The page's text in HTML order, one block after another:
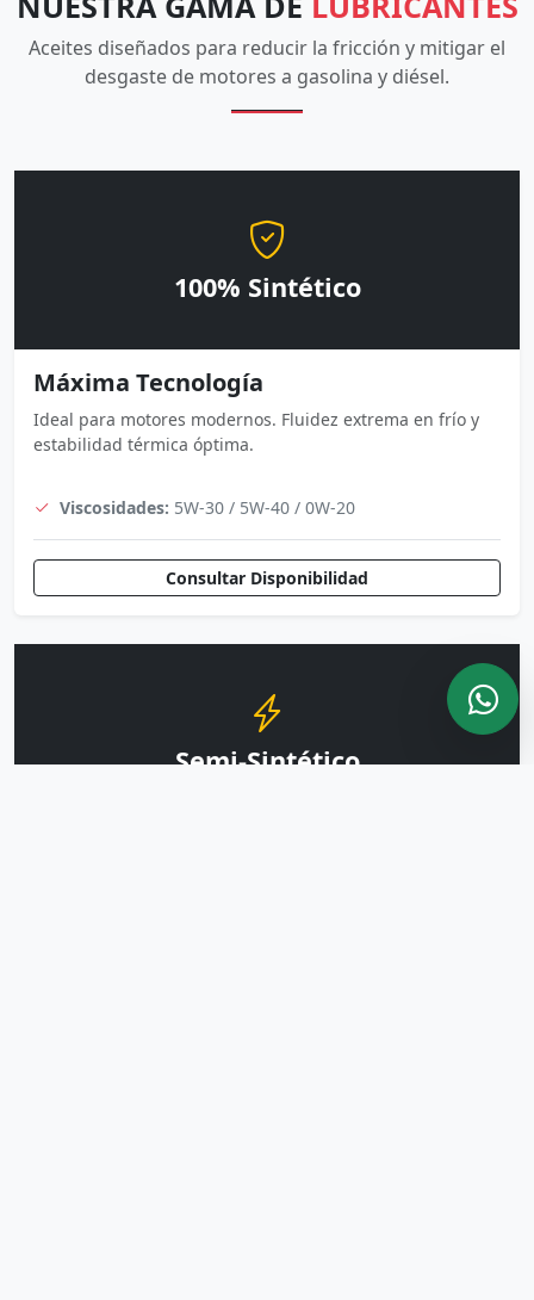
Aceites diseñados para reducir la fricción y mitigar el
desgaste de motores a gasolina y diésel.
100% Sintético
Máxima Tecnología
Ideal para motores modernos. Fluidez extrema en frío y
estabilidad térmica óptima.
Viscosidades: 5W-30 / 5W-40 / 0W-20
Consultar Disponibilidad
Semi-Sintético